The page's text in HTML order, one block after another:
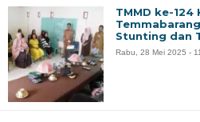
TMMD ke-124
Stunting dan
Rabu, 28 Mei 2025 -